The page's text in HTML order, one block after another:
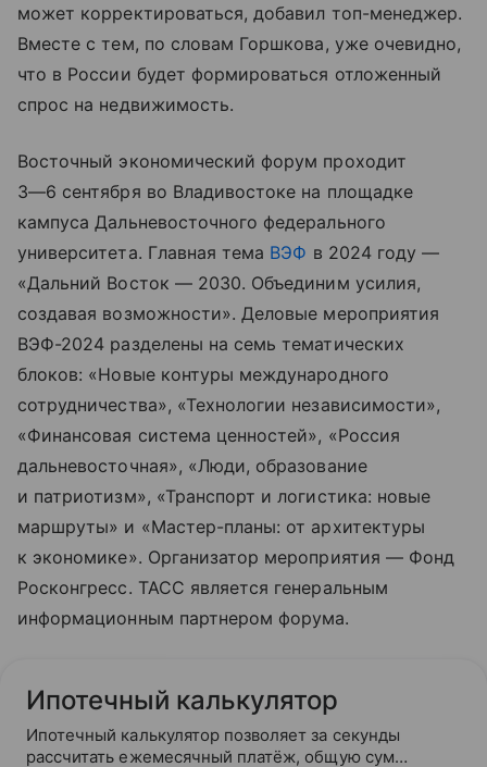
может корректироваться, добавил топ-менеджер.
Вместе с тем, по словам Горшкова, уже очевидно,
что в России будет формироваться отложенный
спрос на недвижимость.
Восточный экономический форум проходит
3—6 сентября во Владивостоке на площадке
кампуса Дальневосточного федерального
университета. Главная тема ВЭФ в 2024 году —
«Дальний Восток — 2030. Объединим усилия,
создавая возможности». Деловые мероприятия
ВЭФ-2024 разделены на семь тематических
блоков: «Новые контуры международного
сотрудничества», «Технологии независимости»,
«Финансовая система ценностей», «Россия
дальневосточная», «Люди, образование
и патриотизм», «Транспорт и логистика: новые
маршруты» и «Мастер-планы: от архитектуры
к экономике». Организатор мероприятия — Фонд
Росконгресс. ТАСС является генеральным
информационным партнером форума.
Ипотечный калькулятор
Ипотечный калькулятор позволяет за секунды
рассчитать ежемесячный платёж, общую сумму